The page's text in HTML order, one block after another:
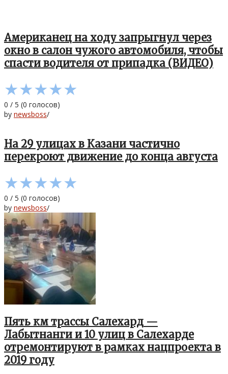
Американец на ходу запрыгнул через
окно в салон чужого автомобиля, чтобы
спасти водителя от припадка (ВИДЕО)
★★★★★
0 / 5 (0 голосов)
by newsboss/
На 29 улицах в Казани частично
перекроют движение до конца августа
★★★★★
0 / 5 (0 голосов)
by newsboss/
Пять км трассы Салехард —
Лабытнанги и 10 улиц в Салехарде
отремонтируют в рамках нацпроекта в
2019 году